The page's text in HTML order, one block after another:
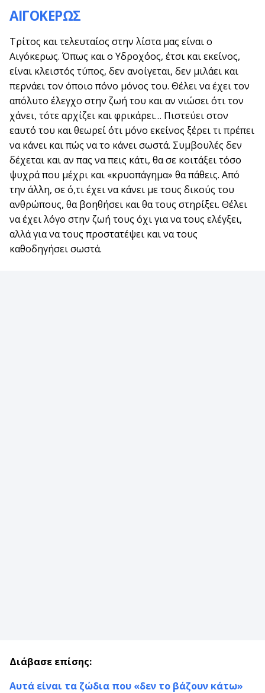
ΑΙΓΟΚΕΡΩΣ
Τρίτος και τελευταίος στην λίστα μας είναι ο
Αιγόκερως. Όπως και ο Υδροχόος, έτσι και εκείνος,
είναι κλειστός τύπος, δεν ανοίγεται, δεν μιλάει και
περνάει τον όποιο πόνο μόνος του. Θέλει να έχει τον
απόλυτο έλεγχο στην ζωή του και αν νιώσει ότι τον
χάνει, τότε αρχίζει και φρικάρει… Πιστεύει στον
εαυτό του και θεωρεί ότι μόνο εκείνος ξέρει τι πρέπει
να κάνει και πώς να το κάνει σωστά. Συμβουλές δεν
δέχεται και αν πας να πεις κάτι, θα σε κοιτάξει τόσο
ψυχρά που μέχρι και «κρυοπάγημα» θα πάθεις. Από
την άλλη, σε ό,τι έχει να κάνει με τους δικούς του
ανθρώπους, θα βοηθήσει και θα τους στηρίξει. Θέλει
να έχει λόγο στην ζωή τους όχι για να τους ελέγξει,
αλλά για να τους προστατέψει και να τους
καθοδηγήσει σωστά.
Διάβασε επίσης:
Αυτά είναι τα ζώδια που «δεν το βάζουν κάτω»